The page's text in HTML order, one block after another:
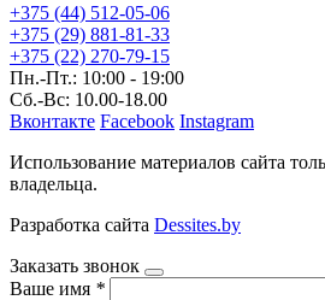
+375 (44) 512-05-06
+375 (29) 881-81-33
+375 (22) 270-79-15
Пн.-Пт.: 10:00 - 19:00
Сб.-Вс: 10.00-18.00
Вконтакте Facebook Instagram
Использование материалов сайта
владельца.
Разработка сайта Dessites.by
Заказать звонок
Ваше имя *